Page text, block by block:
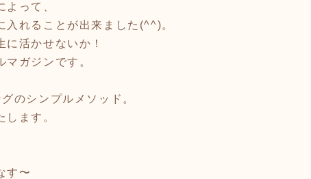
って、
入れることが出来ました(^^)。
に活かせないか！
マガジンです。
のシンプルメソッド。
します。
す〜